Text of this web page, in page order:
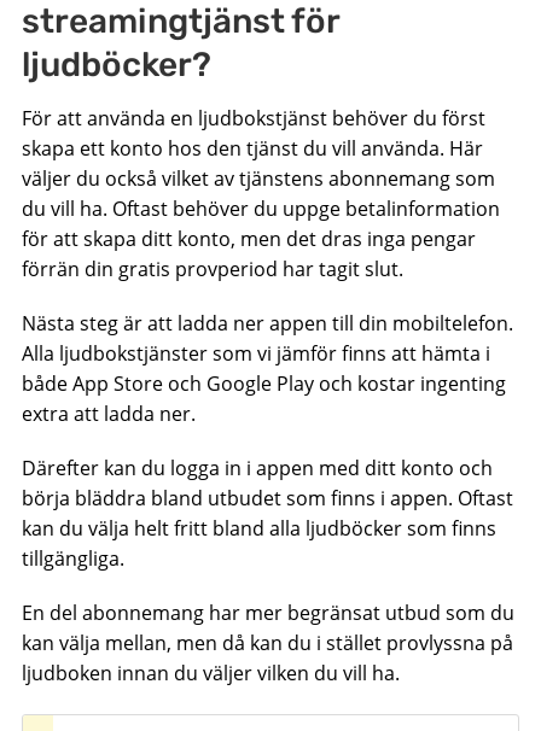
streamingtjänst för
ljudböcker?
För att använda en ljudbokstjänst behöver du först
skapa ett konto hos den tjänst du vill använda. Här
väljer du också vilket av tjänstens abonnemang som
du vill ha. Oftast behöver du uppge betalinformation
för att skapa ditt konto, men det dras inga pengar
förrän din gratis provperiod har tagit slut.
Nästa steg är att ladda ner appen till din mobiltelefon.
Alla ljudbokstjänster som vi jämför finns att hämta i
både App Store och Google Play och kostar ingenting
extra att ladda ner.
Därefter kan du logga in i appen med ditt konto och
börja bläddra bland utbudet som finns i appen. Oftast
kan du välja helt fritt bland alla ljudböcker som finns
tillgängliga.
En del abonnemang har mer begränsat utbud som du
kan välja mellan, men då kan du i stället provlyssna på
ljudboken innan du väljer vilken du vill ha.